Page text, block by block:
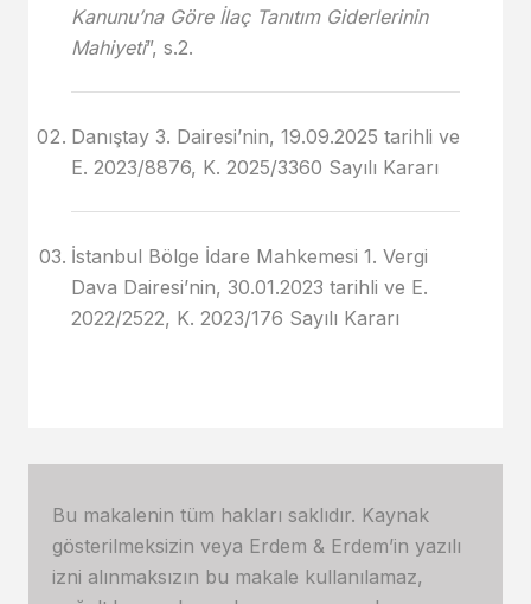
Kanunu’na Göre İlaç Tanıtım Giderlerinin
Mahiyeti”, s.2.
Danıştay 3. Dairesi’nin, 19.09.2025 tarihli ve
E. 2023/8876, K. 2025/3360 Sayılı Kararı
İstanbul Bölge İdare Mahkemesi 1. Vergi
Dava Dairesi’nin, 30.01.2023 tarihli ve E.
2022/2522, K. 2023/176 Sayılı Kararı
Bu makalenin tüm hakları saklıdır. Kaynak
gösterilmeksizin veya Erdem & Erdem’in yazılı
izni alınmaksızın bu makale kullanılamaz,